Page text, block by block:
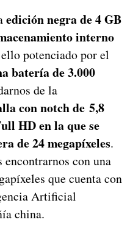
edición negra de 4 GB
interno
potenciado por el
batería de 3.000
de la
con notch de 5,8
HD en la que se
de 24 megapíxeles.
encontrarnos con una
que cuenta con
Artificial
china.